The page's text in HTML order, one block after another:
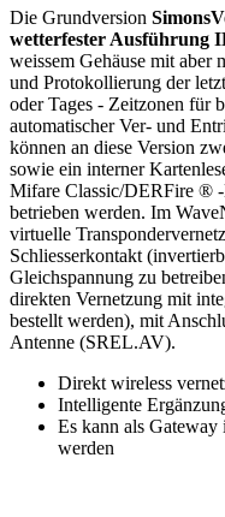
Die Grundversion
wetterfester Ausführung
weissem Gehäuse mit aber
und Protokollierung der
oder Tages - Zeitzonen für
automatischer Ver- und
können an diese Version
sowie ein interner
Mifare Classic/DERFire ®
betrieben werden. Im
virtuelle
Schliesserkontakt
Gleichspannung zu
direkten Vernetzung mit
bestellt werden), mit
Antenne (SREL.AV).
Direkt wireless
Intelligente
Es kann als
werden